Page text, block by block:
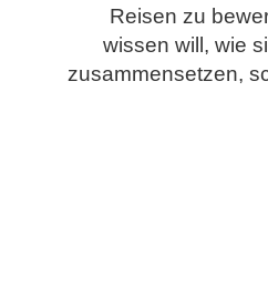
Reisen zu
wissen will, wie
zusammensetzen,